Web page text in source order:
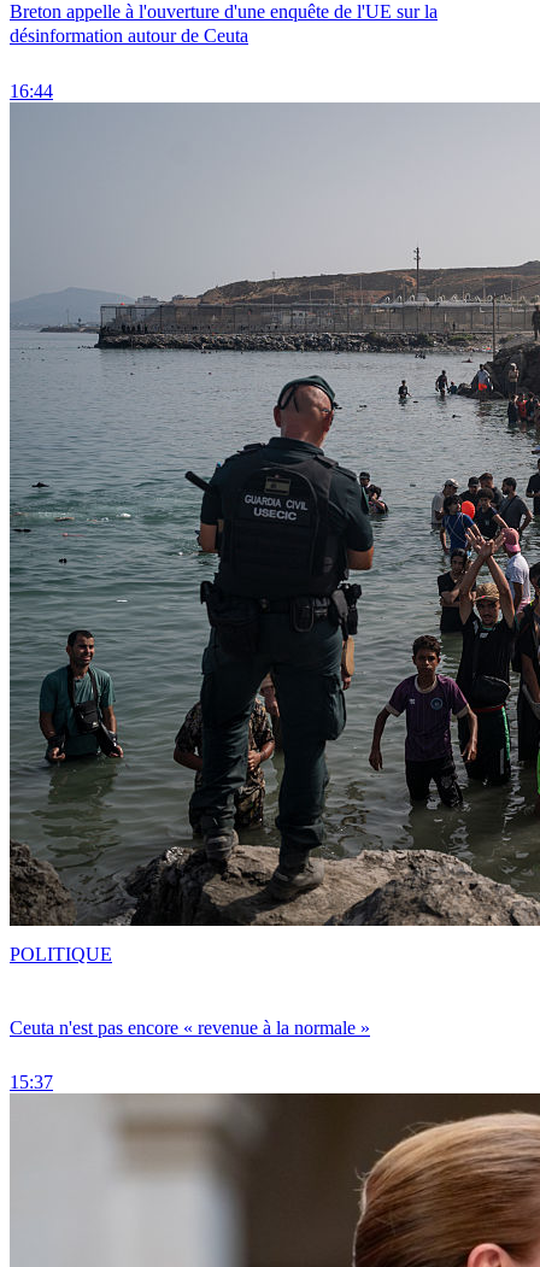
Breton appelle à l'ouverture d'une enquête de l'UE sur la
désinformation autour de Ceuta
16:44
Ceuta n'est pas encore « revenue à la normale »
15:37
POLITIQUE